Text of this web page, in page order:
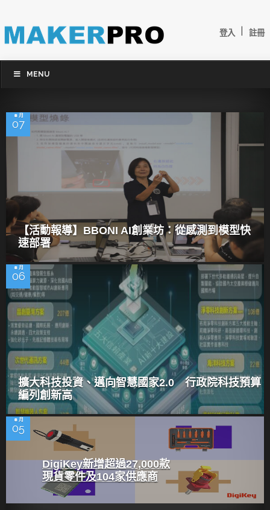
登入 註冊
MENU
8 月
07
【活動報導】BBONI AI創業坊：從感測到模型快
速部署
8 月
06
擴大科技投資、邁向智慧國家2.0 行政院科技預算
編列創新高
8 月
05
DigiKey新增超過27,000款
現貨零件及104家供應商